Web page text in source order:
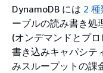
DynamoDB には 2
ーブルの読み書き処
(オンデマンドとプ
書き込みキャパシテ
みスループットの課